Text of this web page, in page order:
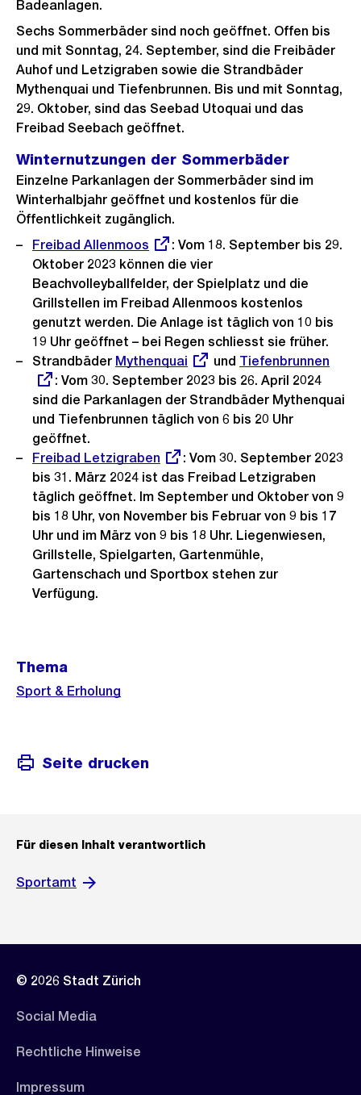
Badeanlagen.
Sechs Sommerbäder sind noch geöffnet. Offen bis
und mit Sonntag, 24. September, sind die Freibäder
Auhof und Letzigraben sowie die Strandbäder
Mythenquai und Tiefenbrunnen. Bis und mit Sonntag,
29. Oktober, sind das Seebad Utoquai und das
Freibad Seebach geöffnet.
Winternutzungen der Sommerbäder
Einzelne Parkanlagen der Sommerbäder sind im
Winterhalbjahr geöffnet und kostenlos für die
Öffentlichkeit zugänglich.
Externer
Link:
Freibad Allenmoos
: Vom 18. September bis 29.
Oktober 2023 können die vier
Beachvolleyballfelder, der Spielplatz und die
Grillstellen im Freibad Allenmoos kostenlos
genutzt werden. Die Anlage ist täglich von 10 bis
19 Uhr geöffnet – bei Regen schliesst sie früher.
Strandbäder Externer
Link:
Mythenquai und Externer
Link:
Tiefenbrunnen
: Vom 30. September 2023 bis 26. April 2024
sind die Parkanlagen der Strandbäder Mythenquai
und Tiefenbrunnen täglich von 6 bis 20 Uhr
geöffnet.
Externer
Link:
Freibad Letzigraben
: Vom 30. September 2023
bis 31. März 2024 ist das Freibad Letzigraben
täglich geöffnet. Im September und Oktober von 9
bis 18 Uhr, von November bis Februar von 9 bis 17
Uhr und im März von 9 bis 18 Uhr. Liegenwiesen,
Grillstelle, Spielgarten, Gartenmühle,
Gartenschach und Sportbox stehen zur
Verfügung.
Informationen
Thema
Sport & Erholung
Seite drucken
Für diesen Inhalt verantwortlich
Sportamt
© 2026 Stadt Zürich
Social Media
Rechtliche Hinweise
Impressum